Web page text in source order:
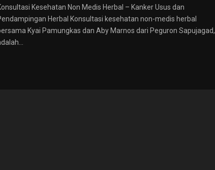
Kesehatan Non Medis Herbal – Kanker Usus dan
Herbal Konsultasi kesehatan non-medis herbal
Kyai Pamungkas dan Aby Marnos dari Peguron Sapujagad,